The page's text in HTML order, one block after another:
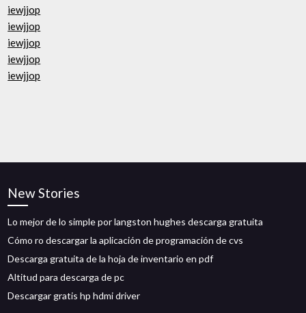
iewjjop
iewjjop
iewjjop
iewjjop
iewjjop
New Stories
Lo mejor de lo simple por langston hughes descarga gratuita
Cómo ro descargar la aplicación de programación de cvs
Descarga gratuita de la hoja de inventario en pdf
Altitud para descarga de pc
Descargar gratis hp hdmi driver